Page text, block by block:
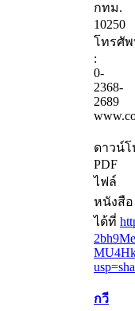
กทม.
10250
โทรศั
:
0-
2368-
2689
ดาวน์
PDF
ไฟล์
หนังสือ
ได้ที่
กวี